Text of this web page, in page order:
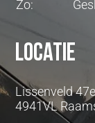
Zo:
Locatie
Lissenveld
4941VL